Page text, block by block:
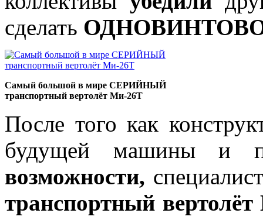
сделать
Самый большой в мире СЕРИЙНЫЙ
транспортный вертолёт Mи-26Т
После того как
будущей машины и
возможности,
транспортный вертолёт